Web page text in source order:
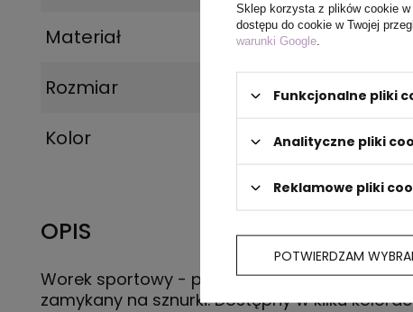
Materiał
Bawełna
Rozmiar
39 x 0,3 x 41,5 cm
Kolor
czerwony
OPIS
Worek sportowy - plecak, z bawełny 140g/m2,
zamykany na sznurki. Dostępny w kilku
Sklep korzysta z plików cookie w
dostępu do cookie w Twojej
warunki Google
Funkcjonalne pliki
Analityczne pliki
Reklamowe pliki
POTWIERDZAM